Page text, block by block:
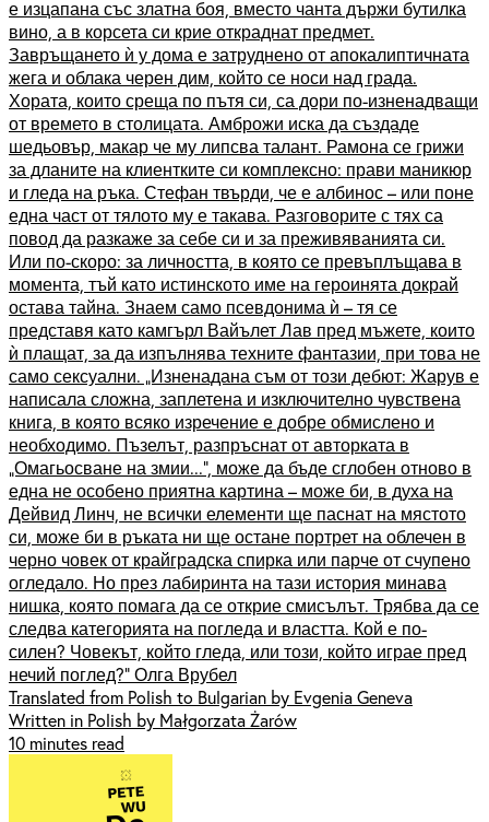
е изцапана със златна боя, вместо чанта държи бутилка
вино, а в корсета си крие откраднат предмет.
Завръщането ѝ у дома е затруднено от апокалиптичната
жега и облака черен дим, който се носи над града.
Хората, които среща по пътя си, са дори по-изненадващи
от времето в столицата. Амброжи иска да създаде
шедьовър, макар че му липсва талант. Рамона се грижи
за дланите на клиентките си комплексно: прави маникюр
и гледа на ръка. Стефан твърди, че е албинос – или поне
една част от тялото му е такава. Разговорите с тях са
повод да разкаже за себе си и за преживяванията си.
Или по-скоро: за личността, в която се превъплъщава в
момента, тъй като истинското име на героинята докрай
остава тайна. Знаем само псевдонима ѝ – тя се
представя като камгърл Вайълет Лав пред мъжете, които
ѝ плащат, за да изпълнява техните фантазии, при това не
само сексуални. „Изненадана съм от този дебют: Жарув е
написала сложна, заплетена и изключително чувствена
книга, в която всяко изречение е добре обмислено и
необходимо. Пъзелът, разпръснат от авторката в
„Омагьосване на змии...“, може да бъде сглобен отново в
една не особено приятна картина – може би, в духа на
Дейвид Линч, не всички елементи ще паснат на мястото
си, може би в ръката ни ще остане портрет на облечен в
черно човек от крайградска спирка или парче от счупено
огледало. Но през лабиринта на тази история минава
нишка, която помага да се открие смисълът. Трябва да се
следва категорията на погледа и властта. Кой е по-
силен? Човекът, който гледа, или този, който играе пред
нечий поглед?“ Олга Врубел
Translated from Polish to Bulgarian by Evgenia Geneva
Written in Polish by Małgorzata Żarów
10 minutes read